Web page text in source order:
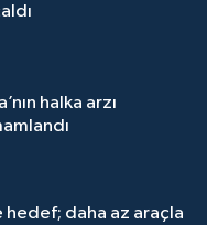
halka arzı
hedef; daha az araçla